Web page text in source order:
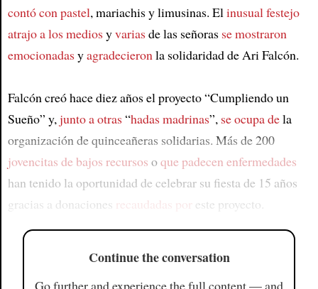
contó con pastel, mariachis y limusinas. El inusual festejo
atrajo a los mediosyvariasde las señoras se mostraron
emocionadasyagradecieron la solidaridad de Ari Falcón.
Falcón creó hace diez años el proyecto “Cumpliendo un
Sueño” y, junto a otras“hadas madrinas”, se ocupa dela
organización de quinceañeras solidarias. Más de 200
jovencitas de bajos recursos oque padecen enfermedades
han tenido la oportunidad de celebrar su fiesta de 15 años
gracias a donaciones
recaudadas por este proyecto.
Continue the conversation